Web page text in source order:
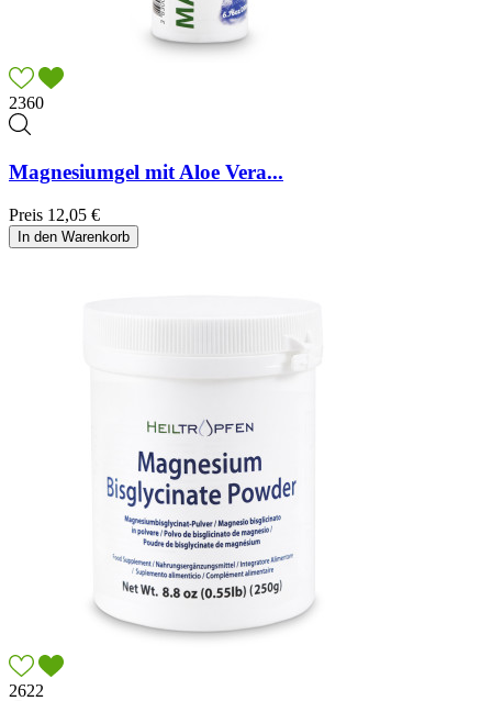
2360
Magnesiumgel mit Aloe Vera...
Preis 12,05 €
In den Warenkorb
2622